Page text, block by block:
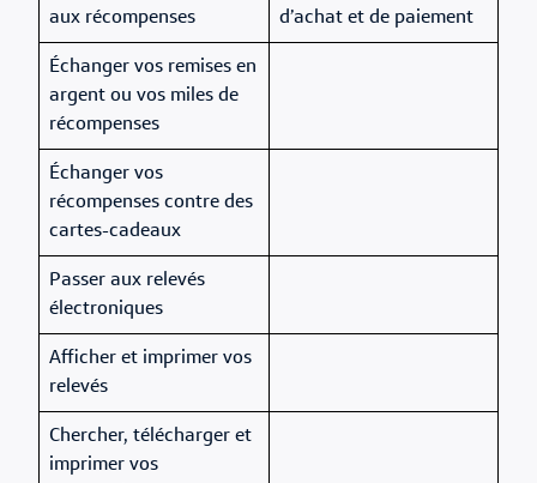
aux récompenses
d’achat et de paiement
Échanger vos remises en
argent ou vos miles de
récompenses
Échanger vos
récompenses contre des
cartes-cadeaux
Passer aux relevés
électroniques
Afficher et imprimer vos
relevés
Chercher, télécharger et
imprimer vos